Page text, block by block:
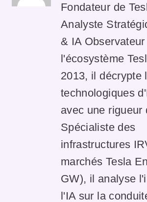
Fondateur de
Analyste
& IA
l'écosystème
2013, il décrypte
technologiques
avec une rigueur
Spécialiste des
infrastructures
marchés Tesla
GW), il analyse
l'IA sur la